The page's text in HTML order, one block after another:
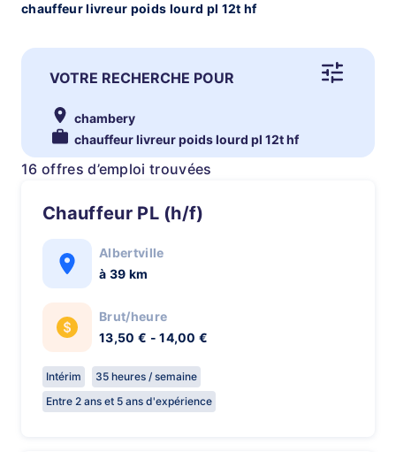
chauffeur livreur poids lourd pl 12t hf
VOTRE RECHERCHE POUR
chambery
chauffeur livreur poids lourd pl 12t hf
16 offres d’emploi trouvées
Chauffeur PL (h/f)
Albertville
à 39 km
Brut/heure
13,50 € - 14,00 €
Intérim
35 heures / semaine
Entre 2 ans et 5 ans d'expérience